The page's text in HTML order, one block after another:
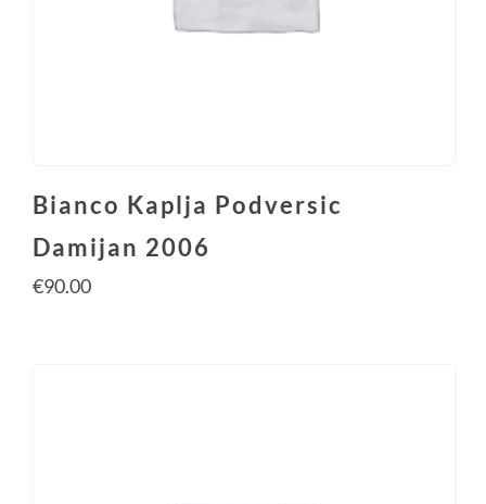
Bianco Kaplja Podversic
Damijan 2006
€90.00